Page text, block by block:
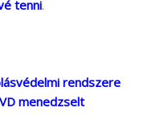
tenni.
rendszere
menedzselt